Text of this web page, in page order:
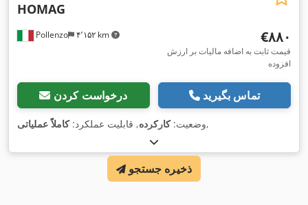
Pollenzo ۴٬۱۵۲ km
HOMAG
‎€۸۸۰
قیمت ثابت به اضافه مالیات بر ارزش
افزوده
درخواست کردن تماس بگیرید
وضعیت:کارکرده, قابلیت عملکرد:کاملاً عملیاتی ,
ذخیره جستجو